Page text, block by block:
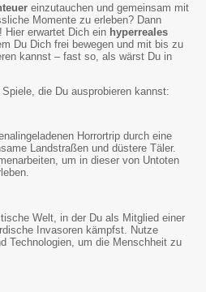
einzutauchen und gemeinsam mit
Momente zu erleben? Dann
Hier erwartet Dich ein hyperreales
Du Dich frei bewegen und mit bis zu
kannst – fast so, als wärst Du in
die Du ausprobieren kannst:
Horrortrip durch eine
Landstraßen und düstere Täler.
um in dieser von Untoten
Welt, in der Du als Mitglied einer
Invasoren kämpfst. Nutze
Technologien, um die Menschheit zu